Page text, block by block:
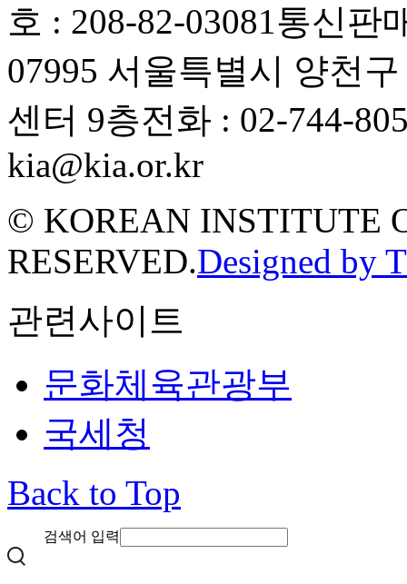
호 : 208-82-03081 통신판
07995 서울특별시 양천
센터 9층전화 : 02-744-
kia@kia.or.kr
© KOREAN INSTITUTE
RESERVED.Designed by
관련사이트
문화체육관광부
국세청
Back to Top
검색어 입력